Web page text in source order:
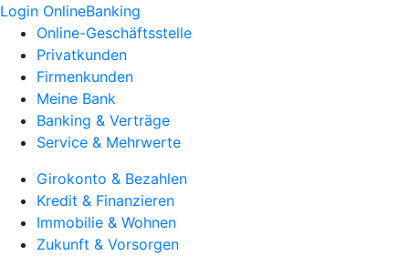
Login OnlineBanking
Online-Geschäftsstelle
Privatkunden
Firmenkunden
Meine Bank
Banking & Verträge
Service & Mehrwerte
Girokonto & Bezahlen
Kredit & Finanzieren
Immobilie & Wohnen
Zukunft & Vorsorgen